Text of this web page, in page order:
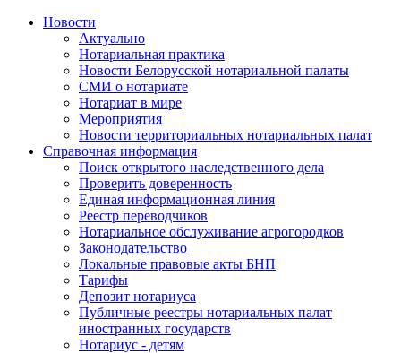
Новости
Актуально
Нотариальная практика
Новости Белорусской нотариальной палаты
СМИ о нотариате
Нотариат в мире
Мероприятия
Новости территориальных нотариальных палат
Справочная информация
Поиск открытого наследственного дела
Проверить доверенность
Единая информационная линия
Реестр переводчиков
Нотариальное обслуживание агрогородков
Законодательство
Локальные правовые акты БНП
Тарифы
Депозит нотариуса
Публичные реестры нотариальных палат
иностранных государств
Нотариус - детям